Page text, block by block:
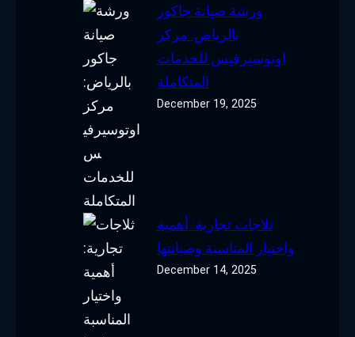
ورشة صيانة جاكور
بالرياض: مركز
اوتوسيرفيس للخدمات
المتكاملة
December 19, 2025
ثلاجات تجارية: أهمية
واختيار المناسبة وصيانتها
December 14, 2025